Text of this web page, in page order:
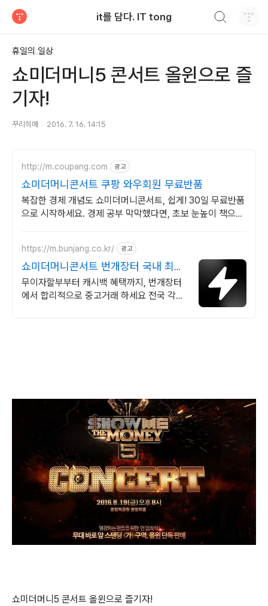
it를 담다. IT tong
휴일의 일상
쇼미더머니5 콘서트 올윈으로 즐
기자!
꾸리히메 2016. 7. 16. 14:15
http://m.coupang.com 광고
쇼미더머니콘서트 쿠팡 와우회원 무료반품
복잡한 경제 개념도 쇼미더머니콘서트, 쉽게! 30일 무료반품
으로 시작하세요. 경제 공부 막막했다면, 초보 눈높이 책으로
https://m.bunjang.co.kr/ 광고
쇼미더머니콘서트 번개장터 국내 최대
브랜드 중고거래
무이자할부부터 캐시백 혜택까지, 번개장터
에서 합리적으로 중고거래 하세요 전국 각지
쇼미더머니5 콘서트 올윈으로 즐기자!